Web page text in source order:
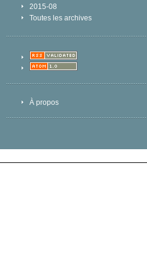
2015-08
Toutes les archives
À propos